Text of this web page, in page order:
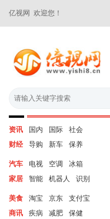
亿视网 欢迎您！
资讯 国内 国际
社会
财经
导购 新车 保养
汽车 电视 空调
冰箱
家居
智能 机器人 识别
美食 淘宝 京东
支付宝
商讯
疾病 减肥 保健